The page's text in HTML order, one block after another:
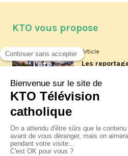
KTO vous propose
Article
Les
Article
La visite
jeudi 6 août